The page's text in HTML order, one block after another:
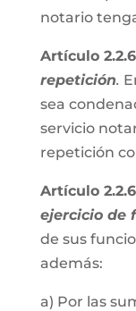
notario
Artículo
repetición.
sea
servicio
repetición
Artículo
ejercicio de
de sus
además:
a) Por las